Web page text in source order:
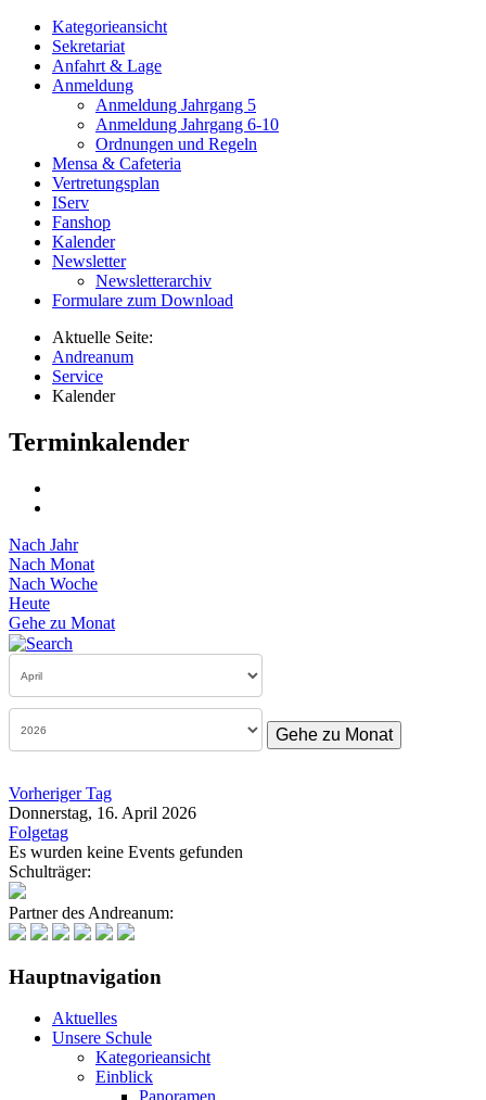
Kategorieansicht
Sekretariat
Anfahrt & Lage
Anmeldung
Anmeldung Jahrgang 5
Anmeldung Jahrgang 6-10
Ordnungen und Regeln
Mensa & Cafeteria
Vertretungsplan
IServ
Fanshop
Kalender
Newsletter
Newsletterarchiv
Formulare zum Download
Aktuelle Seite:
Andreanum
Service
Kalender
Terminkalender
Nach Jahr
Nach Monat
Nach Woche
Heute
Gehe zu Monat
Gehe zu Monat
Vorheriger Tag
Donnerstag, 16. April 2026
Folgetag
Es wurden keine Events gefunden
Schulträger:
Partner des Andreanum:
Hauptnavigation
Aktuelles
Unsere Schule
Kategorieansicht
Einblick